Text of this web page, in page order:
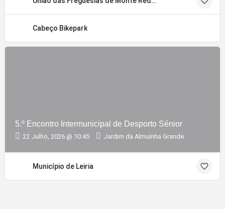
Cabeço Bikepark
5.º Encontro Intermunicipal de Desporto Sénior
22 Julho, 2026 @ 10:45 Jardim da Almuínha Grande
Município de Leiria